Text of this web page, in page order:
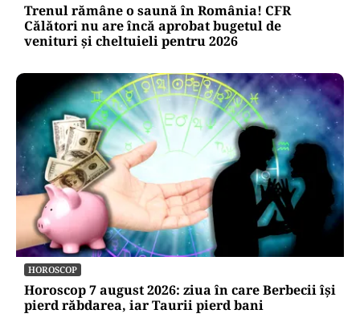
Trenul rămâne o saună în România! CFR
Călători nu are încă aprobat bugetul de
venituri și cheltuieli pentru 2026
HOROSCOP
Horoscop 7 august 2026: ziua în care Berbecii își
pierd răbdarea, iar Taurii pierd bani